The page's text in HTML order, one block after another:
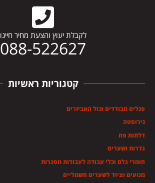
לקבלת יעוץ והצעת מחיר חייגו
088-522627
קטגוריות ראשיות
פנלים מבודדים וכול האביזרים
נירוסטה
דלתות פח
גדרות ושערים
חומרי גלם וכלי עבודה לעבודות מסגרות
מנועים וציוד לשערים חשמליים